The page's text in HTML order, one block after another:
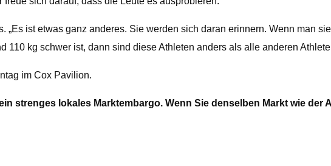
„Es ist etwas ganz anderes. Sie werden sich daran erinnern. Wenn man
110 kg schwer ist, dann sind diese Athleten anders als alle anderen
im Cox Pavilion.
strenges lokales Marktembargo. Wenn Sie denselben Markt wie